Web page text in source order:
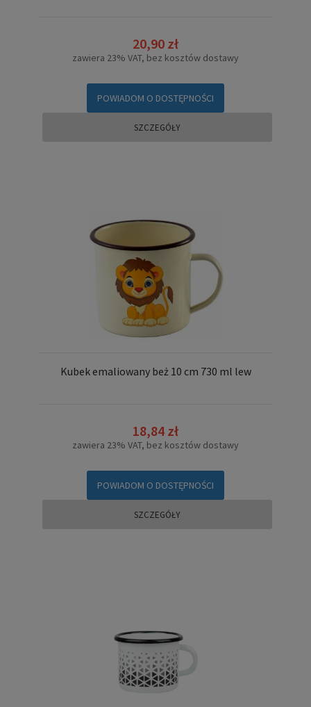
20,90 zł
zawiera 23% VAT, bez kosztów dostawy
POWIADOM O DOSTĘPNOŚCI
SZCZEGÓŁY
Kubek emaliowany beż 10 cm 730 ml lew
18,84 zł
zawiera 23% VAT, bez kosztów dostawy
POWIADOM O DOSTĘPNOŚCI
SZCZEGÓŁY